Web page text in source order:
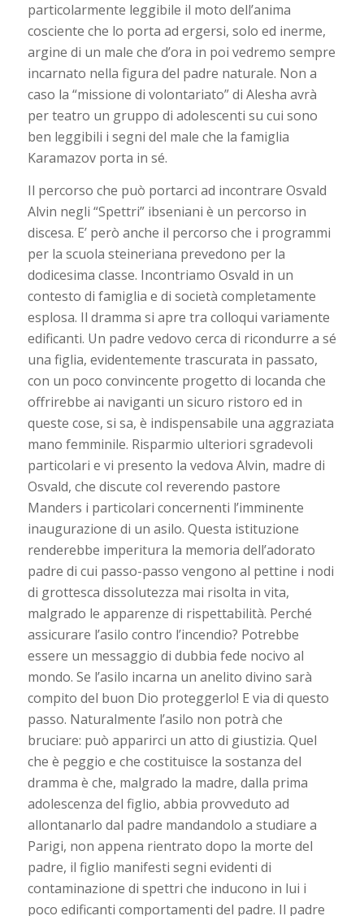
particolarmente leggibile il moto dell’anima
cosciente che lo porta ad ergersi, solo ed inerme,
argine di un male che d’ora in poi vedremo sempre
incarnato nella figura del padre naturale. Non a
caso la “missione di volontariato” di Alesha avrà
per teatro un gruppo di adolescenti su cui sono
ben leggibili i segni del male che la famiglia
Karamazov porta in sé.
Il percorso che può portarci ad incontrare Osvald
Alvin negli “Spettri” ibseniani è un percorso in
discesa. E’ però anche il percorso che i programmi
per la scuola steineriana prevedono per la
dodicesima classe. Incontriamo Osvald in un
contesto di famiglia e di società completamente
esplosa. Il dramma si apre tra colloqui variamente
edificanti. Un padre vedovo cerca di ricondurre a sé
una figlia, evidentemente trascurata in passato,
con un poco convincente progetto di locanda che
offrirebbe ai naviganti un sicuro ristoro ed in
queste cose, si sa, è indispensabile una aggraziata
mano femminile. Risparmio ulteriori sgradevoli
particolari e vi presento la vedova Alvin, madre di
Osvald, che discute col reverendo pastore
Manders i particolari concernenti l’imminente
inaugurazione di un asilo. Questa istituzione
renderebbe imperitura la memoria dell’adorato
padre di cui passo-passo vengono al pettine i nodi
di grottesca dissolutezza mai risolta in vita,
malgrado le apparenze di rispettabilità. Perché
assicurare l’asilo contro l’incendio? Potrebbe
essere un messaggio di dubbia fede nocivo al
mondo. Se l’asilo incarna un anelito divino sarà
compito del buon Dio proteggerlo! E via di questo
passo. Naturalmente l’asilo non potrà che
bruciare: può apparirci un atto di giustizia. Quel
che è peggio e che costituisce la sostanza del
dramma è che, malgrado la madre, dalla prima
adolescenza del figlio, abbia provveduto ad
allontanarlo dal padre mandandolo a studiare a
Parigi, non appena rientrato dopo la morte del
padre, il figlio manifesti segni evidenti di
contaminazione di spettri che inducono in lui i
poco edificanti comportamenti del padre. Il padre